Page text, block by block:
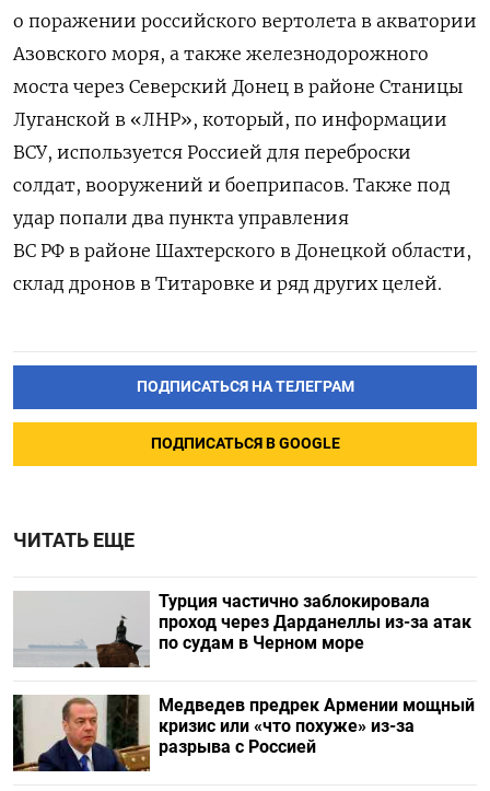
о поражении российского вертолета в акватории
Азовского моря, а также железнодорожного
моста через Северский Донец в районе Станицы
Луганской в «ЛНР», который, по информации
ВСУ, используется Россией для переброски
солдат, вооружений и боеприпасов. Также под
удар попали два пункта управления
ВС РФ в районе Шахтерского в Донецкой области,
склад дронов в Титаровке и ряд других целей.
ПОДПИСАТЬСЯ НА ТЕЛЕГРАМ
ПОДПИСАТЬСЯ В GOOGLE
ЧИТАТЬ ЕЩЕ
Турция частично заблокировала
проход через Дарданеллы из-за атак
по судам в Черном море
Медведев предрек Армении мощный
кризис или «что похуже» из-за
разрыва с Россией